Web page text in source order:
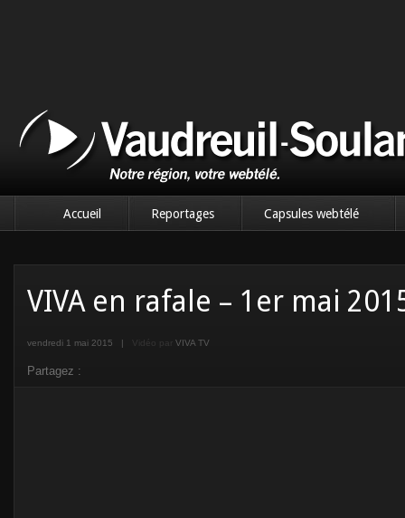
Accueil Reportages Capsules webtélé
VIVA en rafale – 1er mai
vendredi 1 mai 2015 | Vidéo par VIVA TV
Partagez :